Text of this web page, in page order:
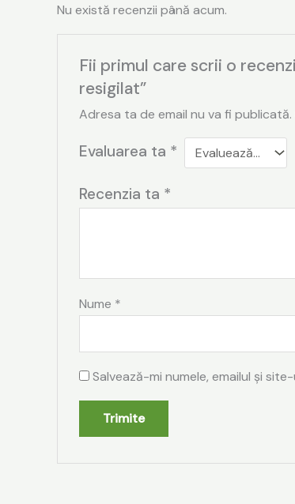
Nu există recenzii până acum.
Fii primul care scrii o
resigilat”
Adresa ta de email nu va fi publicată.
Evaluarea ta *
Recenzia ta *
Nume *
Salvează-mi numele, emailul și